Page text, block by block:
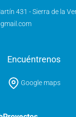
431 - Sierra de la
Encuéntrenos
Google maps